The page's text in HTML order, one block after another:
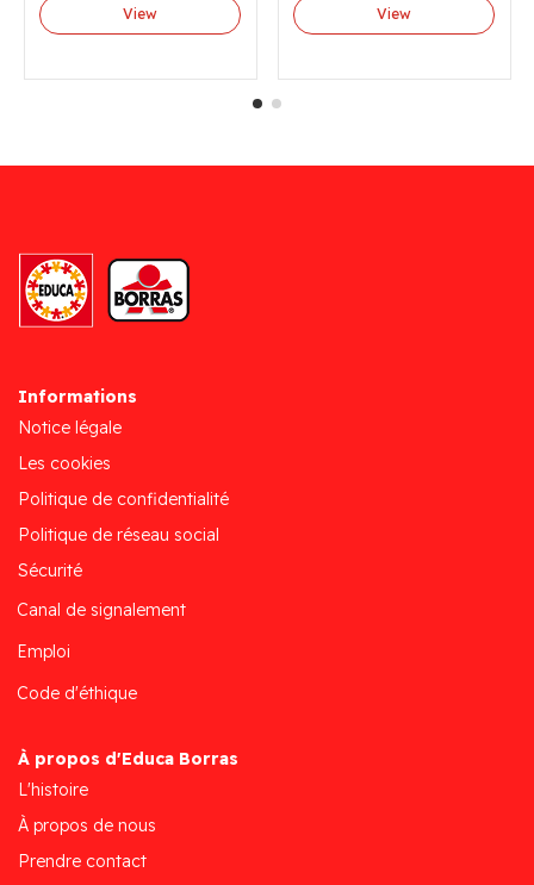
View View
Informations
Notice légale
Les cookies
Politique de confidentialité
Politique de réseau social
Sécurité
Canal de signalement
Emploi
Code d'éthique
À propos d'Educa Borras
L'histoire
À propos de nous
Prendre contact